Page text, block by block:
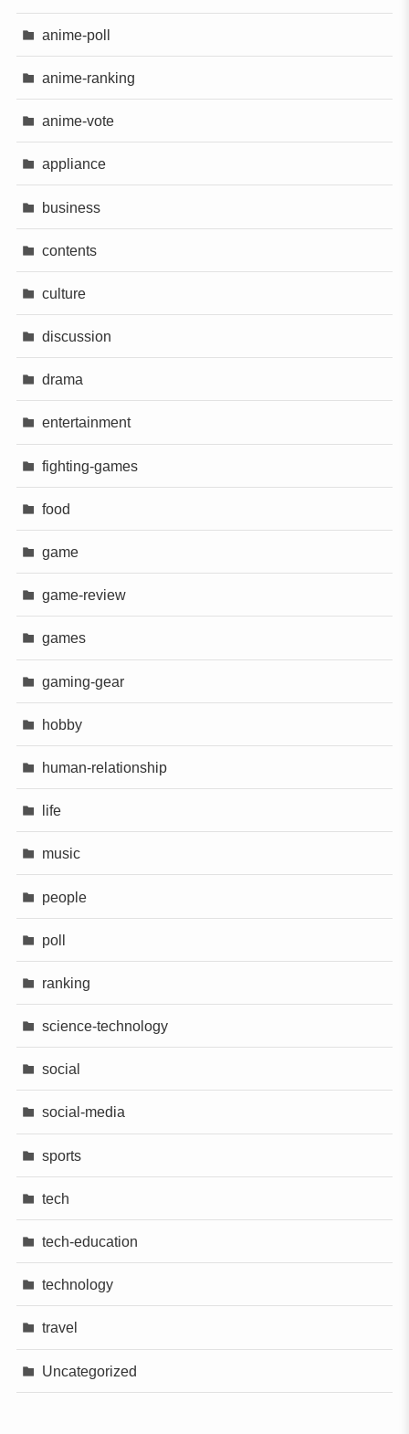
anime-poll
anime-ranking
anime-vote
appliance
business
contents
culture
discussion
drama
entertainment
fighting-games
food
game
game-review
games
gaming-gear
hobby
human-relationship
life
music
people
poll
ranking
science-technology
social
social-media
sports
tech
tech-education
technology
travel
Uncategorized